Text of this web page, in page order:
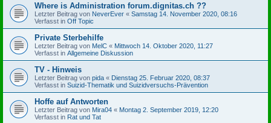
Where is Administration forum.dignitas.ch ??
Letzter Beitrag von NeverEver « Samstag 14. November 2020, 08:16
Verfasst in Off Topic
Private Sterbehilfe
Letzter Beitrag von MelC « Mittwoch 14. Oktober 2020, 11:27
Verfasst in Allgemeine Diskussion
TV - Hinweis
Letzter Beitrag von pida « Dienstag 25. Februar 2020, 08:37
Verfasst in Suizid-Thematik und Suizidversuchs-Prävention
Hoffe auf Antworten
Letzter Beitrag von Mira04 « Montag 2. September 2019, 12:20
Verfasst in Rat und Tat